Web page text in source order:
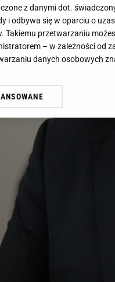
z danymi dot.
i odbywa się w oparciu o
Takiemu przetwarzaniu
– w zależności od
danych osobowych
też zgodę na
S.A. na Twoim
wywołując narzędzie do
” w stopce serwisu
także za pomocą ustawień
i Agora S.A. możemy
geolokalizacyjnych.
na urządzeniu lub dostęp
usług.
Lista Zaufanych